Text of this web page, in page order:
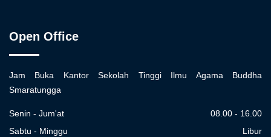
Open Office
Jam Buka Kantor Sekolah Tinggi Ilmu Agama Buddha
Smaratungga
Senin - Jum'at
08.00 - 16.00
Sabtu - Minggu
Libur